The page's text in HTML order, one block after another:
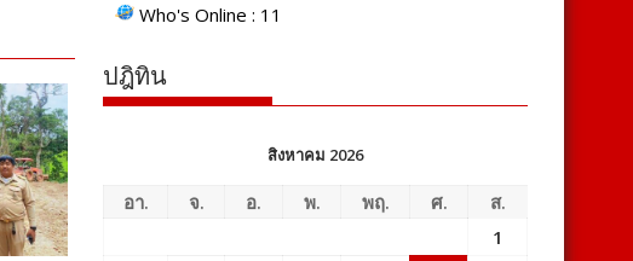
Who's Online : 11
ปฎิทิน
สิงหาคม 2026
อา. จ. อ. พ. พฤ. ศ.
ส.
1